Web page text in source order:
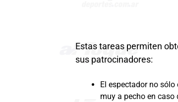
Estas tareas permiten
sus patrocinadores:
El espectador no
muy a pecho en caso